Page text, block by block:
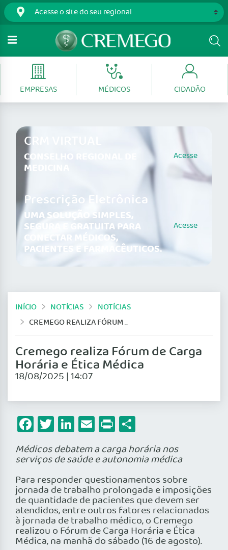
EMPRESAS MÉDICOS CIDADÃO
CRM VIRTUAL
CONSELHO REGIONAL DE
MEDICINA
Acesse
Prescrição Eletrônica
UMA SOLUÇÃO SIMPLES,
SEGURA E GRATUITA PARA
CONECTAR MÉDICOS,
PACIENTES E FARMACÊUTICOS.
Acesse
INÍCIO NOTÍCIAS
NOTÍCIAS
CREMEGO REALIZA FÓRUM DE CARGA HORÁRIA E ÉTICA MÉDICA
Cremego realiza Fórum de Carga
Horária e Ética Médica
18/08/2025 | 14:07
Facebook
Twitter
LinkedIn
Email
Print
Médicos debatem a carga horária nos
serviços de saúde e autonomia médica
Para responder questionamentos sobre
jornada de trabalho prolongada e imposições
de quantidade de pacientes que devem ser
atendidos, entre outros fatores relacionados
à jornada de trabalho médico, o Cremego
realizou o Fórum de Carga Horária e Ética
Médica, na manhã do sábado (16 de agosto).